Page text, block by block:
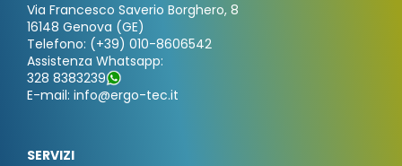
Via Francesco Saverio Borghero, 8
16148 Genova (GE)
Telefono: (+39) 010-8606542
Assistenza Whatsapp:
328 8383239
E-mail: info@ergo-tec.it
SERVIZI